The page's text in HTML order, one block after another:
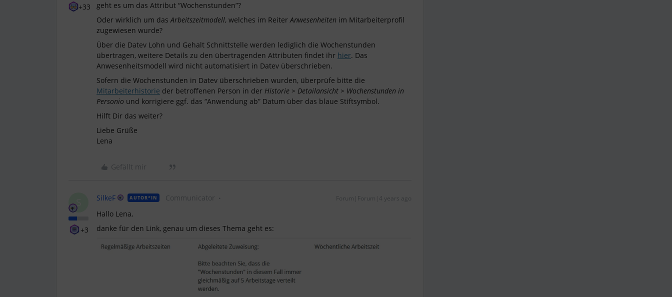
+33
geht es um das Attribut “Wochenstunden”?
Oder wirklich um dasArbeitszeitmodell, welches im ReiterAnwesenheiten im Mitarbeiterprofil
zugewiesen wurde?
Über die Datev Lohn und Gehalt Schnittstelle werden lediglich die Wochenstunden
übertragen, weitere Details zu den übertragenden Attributen findet ihr hier. Das
Anwesenheitsmodell wird nicht automatisiert in Datev überschrieben.
Sofern die Wochenstunden in Datev überschrieben wurden, überprüfe bitte die
Mitarbeiterhistorie der betroffenen Person in der Historie > Detailansicht > Wochenstunden in
Personio und korrigiere ggf. das “Anwendung ab” Datum über das blaue Stiftsymbol.
Hilft Dir das weiter?
Liebe Grüße
Lena
Gefällt mir
S
+3
SilkeF AUTOR*IN Communicator Forum|Forum|4 years ago
Hallo Lena,
danke für den Link, genau um dieses Thema geht es: